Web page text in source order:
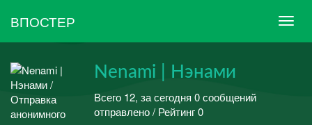
ВПОСТЕР
Nenami | Нэнами
Всего 12, за сегодня 0 сообщений
отправлено / Рейтинг 0